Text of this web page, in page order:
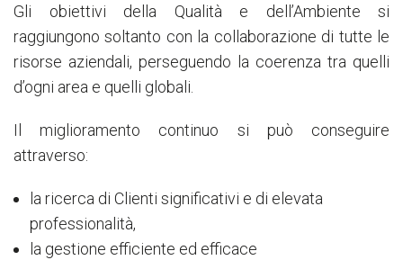
Gli obiettivi della Qualità e dell’Ambiente si
raggiungono soltanto con la collaborazione di tutte le
risorse aziendali, perseguendo la coerenza tra quelli
d’ogni area e quelli globali.
Il miglioramento continuo si può conseguire
attraverso:
la ricerca di Clienti significativi e di elevata
professionalità,
la gestione efficiente ed efficace